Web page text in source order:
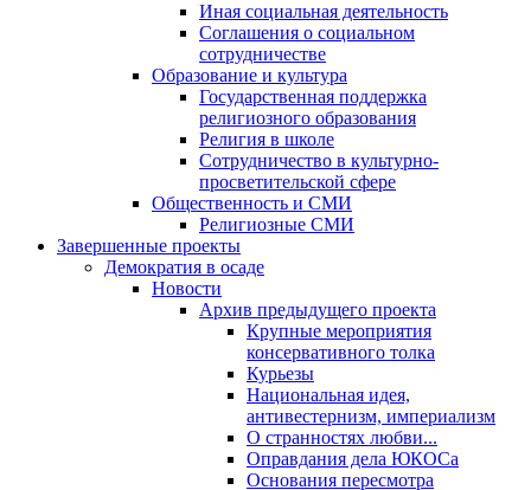
Иная социальная деятельность
Соглашения о социальном
сотрудничестве
Образование и культура
Государственная поддержка
религиозного образования
Религия в школе
Сотрудничество в культурно-
просветительской сфере
Общественность и СМИ
Религиозные СМИ
Завершенные проекты
Демократия в осаде
Новости
Архив предыдущего проекта
Крупные мероприятия
консервативного толка
Курьезы
Национальная идея,
антивестернизм, империализм
О странностях любви...
Оправдания дела ЮКОСа
Основания пересмотра